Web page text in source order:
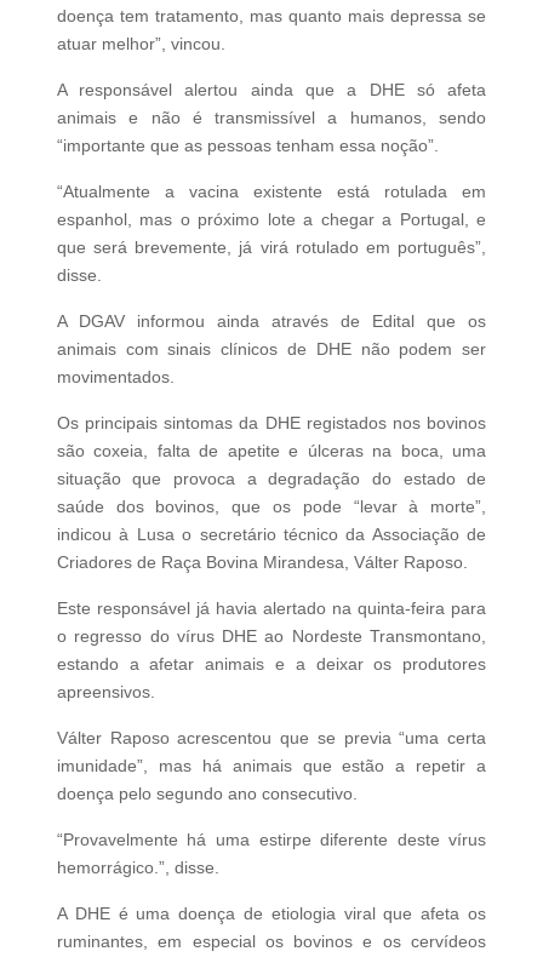
doença tem tratamento, mas quanto mais depressa se
atuar melhor”, vincou.
A responsável alertou ainda que a DHE só afeta
animais e não é transmissível a humanos, sendo
“importante que as pessoas tenham essa noção”.
“Atualmente a vacina existente está rotulada em
espanhol, mas o próximo lote a chegar a Portugal, e
que será brevemente, já virá rotulado em português”,
disse.
A DGAV informou ainda através de Edital que os
animais com sinais clínicos de DHE não podem ser
movimentados.
Os principais sintomas da DHE registados nos bovinos
são coxeia, falta de apetite e úlceras na boca, uma
situação que provoca a degradação do estado de
saúde dos bovinos, que os pode “levar à morte”,
indicou à Lusa o secretário técnico da Associação de
Criadores de Raça Bovina Mirandesa, Válter Raposo.
Este responsável já havia alertado na quinta-feira para
o regresso do vírus DHE ao Nordeste Transmontano,
estando a afetar animais e a deixar os produtores
apreensivos.
Válter Raposo acrescentou que se previa “uma certa
imunidade”, mas há animais que estão a repetir a
doença pelo segundo ano consecutivo.
“Provavelmente há uma estirpe diferente deste vírus
hemorrágico.”, disse.
A DHE é uma doença de etiologia viral que afeta os
ruminantes, em especial os bovinos e os cervídeos